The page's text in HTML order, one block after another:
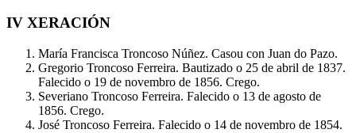
IV XERACIÓN
María Francisca Troncoso Núñez. Casou con Juan do Pazo.
Gregorio Troncoso Ferreira. Bautizado o 25 de abril de 1837.
Falecido o 19 de novembro de 1856. Crego.
Severiano Troncoso Ferreira. Falecido o 13 de agosto de
1856. Crego.
José Troncoso Ferreira. Falecido o 14 de novembro de 1854.